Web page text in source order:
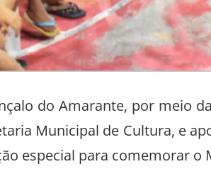
do Amarante, por meio
Municipal de Cultura, e
especial para comemorar o